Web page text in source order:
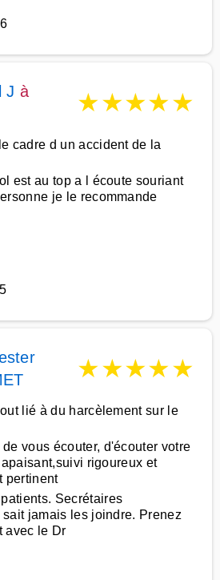
J à
★★★★★
cadre d un accident de la
est au top a l écoute souriant
je le recommande
★★★★★
lié à du harcèlement sur le
vous écouter, d'écouter votre
rigoureux et
pertinent
Secrétaires
jamais les joindre. Prenez
avec le Dr